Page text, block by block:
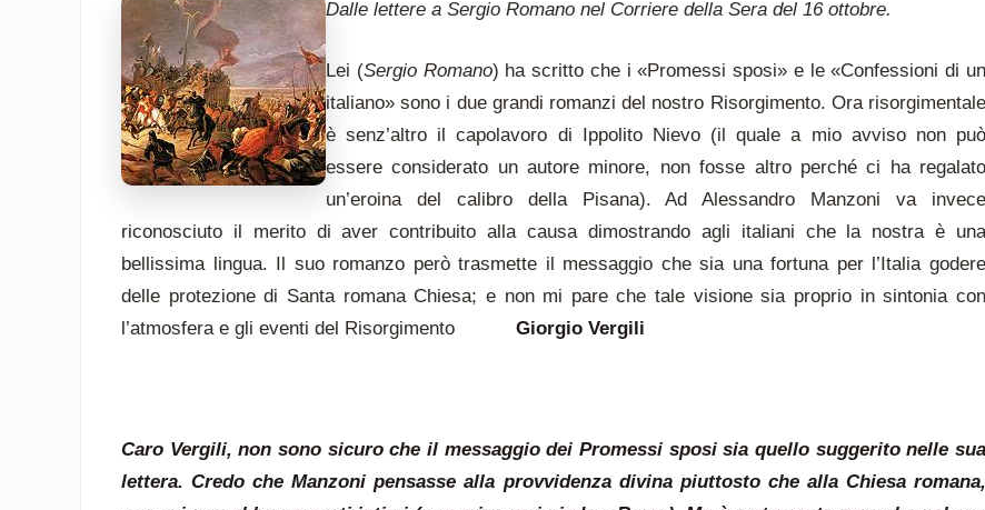
Dalle lettere a Sergio Romano nel Corriere della Sera del 16 ottobre.
Lei (Sergio Romano) ha scritto che i «Promessi sposi» e le «Confessioni di un
italiano» sono i due grandi romanzi del nostro Risorgimento. Ora risorgimentale
è senz’altro il capolavoro di Ippolito Nievo (il quale a mio avviso non può
essere considerato un autore minore, non fosse altro perché ci ha regalato
un’eroina del calibro della Pisana). Ad Alessandro Manzoni va invece
riconosciuto il merito di aver contribuito alla causa dimostrando agli italiani che la nostra è una
bellissima lingua. Il suo romanzo però trasmette il messaggio che sia una fortuna per l’Italia godere
delle protezione di Santa romana Chiesa; e non mi pare che tale visione sia proprio in sintonia con
l’atmosfera e gli eventi del Risorgimento Giorgio Vergili
Caro Vergili, non sono sicuro che il messaggio dei Promessi sposi sia quello suggerito nelle sua
lettera. Credo che Manzoni pensasse alla provvidenza divina piuttosto che alla Chiesa romana,